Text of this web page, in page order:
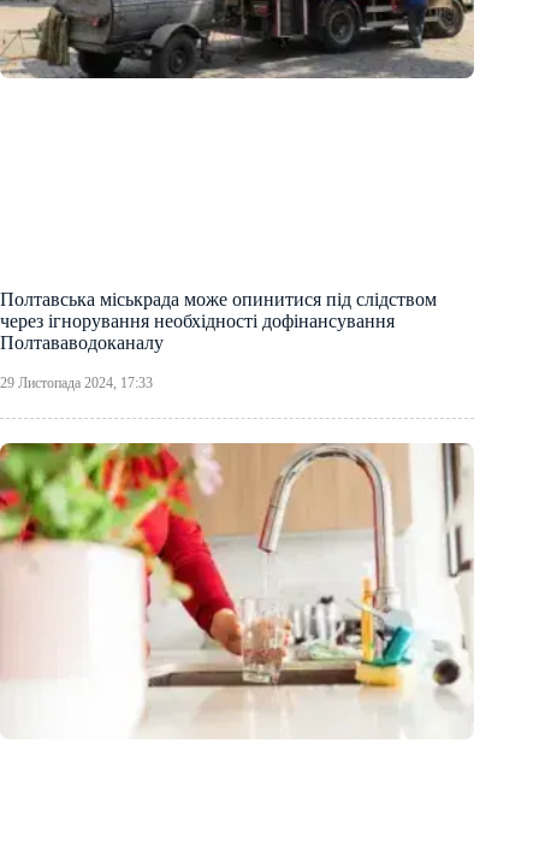
Полтавська міськрада може опинитися під слідством
через ігнорування необхідності дофінансування
Полтававодоканалу
29 Листопада 2024, 17:33